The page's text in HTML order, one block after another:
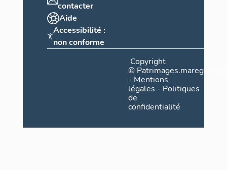
contacter
Aide
Accessibilité :
non conforme
Copyright
©
- Mentions
légales - Politiques
de
confidentialité